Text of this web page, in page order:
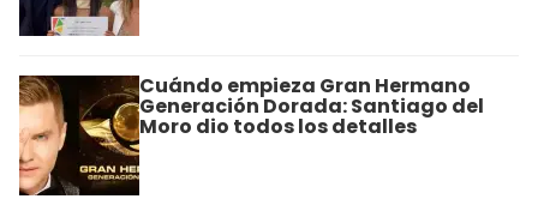
Cuándo empieza Gran Hermano
Generación Dorada: Santiago del
Moro dio todos los detalles